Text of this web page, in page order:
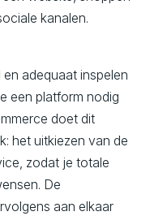
kanalen.
adequaat inspelen
een platform nodig
doet dit
het uitkiezen van de
zodat je totale
De
aan elkaar